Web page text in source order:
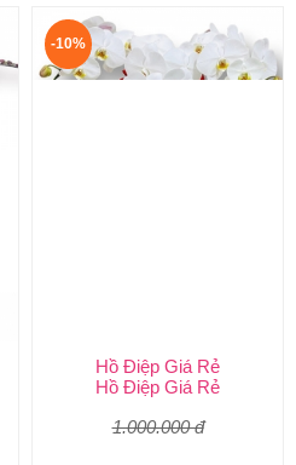
-10%
Hồ Điệp Giá Rẻ
Hồ Điệp Giá Rẻ
1.000.000 đ